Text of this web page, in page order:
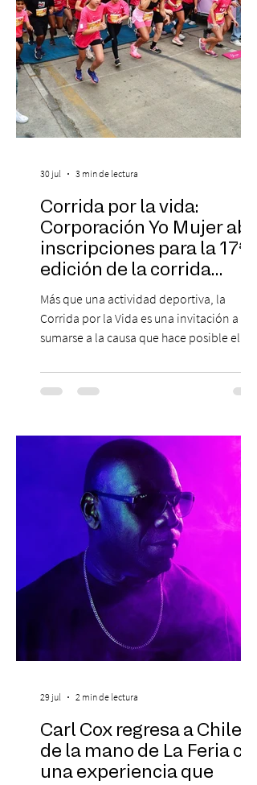
Corrida por la vida:
Corporación Yo Mujer abre
inscripciones para la 17ª
edición de la corrida
solidaria
Más que una actividad deportiva, la
Corrida por la Vida es una invitación a
sumarse a la causa que hace posible el
desarrolla durante todo el año: brindar
orientación, contención y apoyo
experiencia del cáncer de mama y a sus
familias, además de impulsar la detección
temprana, porque la información también
es una forma de acompañar. Con este
propósito, la Corporación realizará la 17ª
Corrida por la Vida, e
30 jul 3 min de lectura
Carl Cox regresa a Chile
de la mano de La Feria con
una experiencia que
29 jul 2 min de lectura